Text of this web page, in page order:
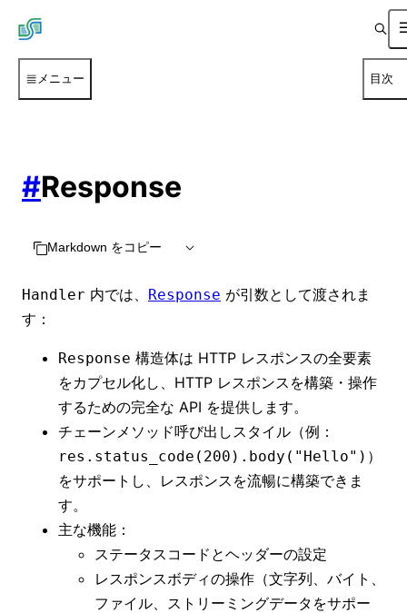
メニュー 目次
#Response
Markdown をコピー
Handler 内では、 Response が引数として渡されま
す：
Response 構造体は HTTP レスポンスの全要素
をカプセル化し、HTTP レスポンスを構築・操作
するための完全な API を提供します。
チェーンメソッド呼び出しスタイル（例：
res.status_code(200).body("Hello") ）
をサポートし、レスポンスを流暢に構築できま
す。
主な機能：
ステータスコードとヘッダーの設定
レスポンスボディの操作（文字列、バイト、
ファイル、ストリーミングデータをサポー